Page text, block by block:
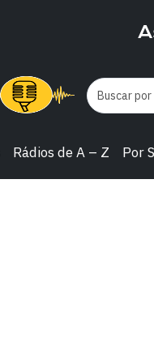
Rádios de A – Z Por